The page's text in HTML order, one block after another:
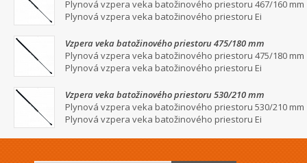
Plynová vzpera veka batožinového priestoru 467/160 mm
Plynová vzpera veka batožinového priestoru Ei
Vzpera veka batožinového priestoru 475/180 mm
Plynová vzpera veka batožinového priestoru 475/180 mm
Plynová vzpera veka batožinového priestoru Ei
Vzpera veka batožinového priestoru 530/210 mm
Plynová vzpera veka batožinového priestoru 530/210 mm
Plynová vzpera veka batožinového priestoru Ei